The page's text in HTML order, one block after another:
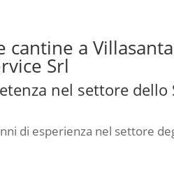
cantine a
Srl
nel settore
di esperienza nel settore